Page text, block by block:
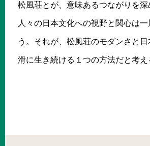
松風荘とが、意味あるつながりを深
人々の日本文化への視野と関心は
う。それが、松風荘のモダンさと
滑に生き続ける１つの方法だと考え